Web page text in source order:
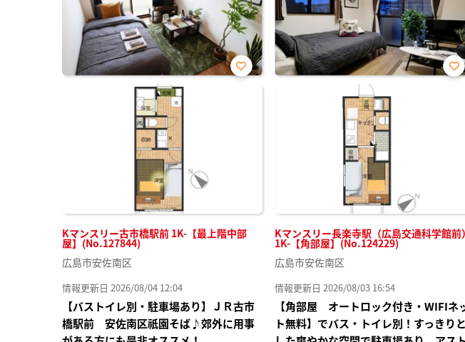
Kマンスリー古市橋駅前 1K-【最上階中部
屋】(No.127844)
お気
広島市安佐南区
情報更新日 2026/08/04 12:04
【バストイレ別・駐車場あり】ＪＲ古市
橋駅前 安佐南区祇園そば♪郊外に用事
Kマンスリー長楽寺駅（広島交通科学館前）
1K-【角部屋】(No.124229)
お気
広島市安佐南区
情報更新日 2026/08/03 16:54
【角部屋 オートロック付き・WIFIネ
ト無料】でバス・トイレ別！すっきりと